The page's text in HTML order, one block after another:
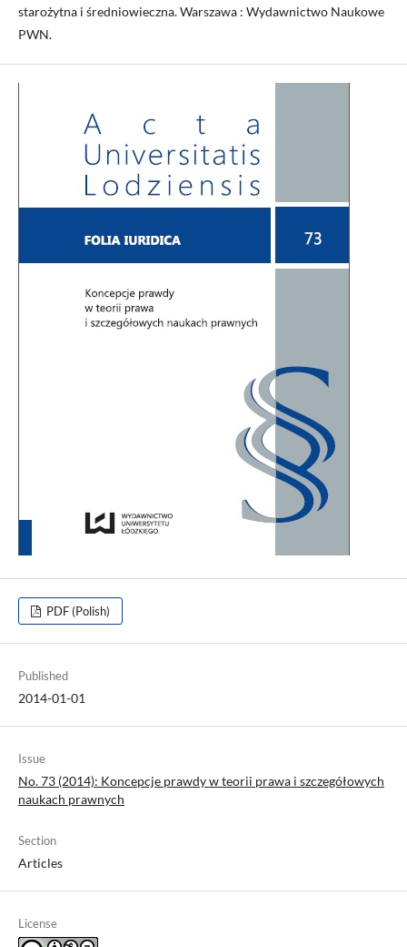
starożytna i średniowieczna. Warszawa : Wydawnictwo Naukowe
PWN.
PDF (Polish)
Published
2014-01-01
Issue
No. 73 (2014): Koncepcje prawdy w teorii prawa i szczegółowych
naukach prawnych
Section
Articles
License